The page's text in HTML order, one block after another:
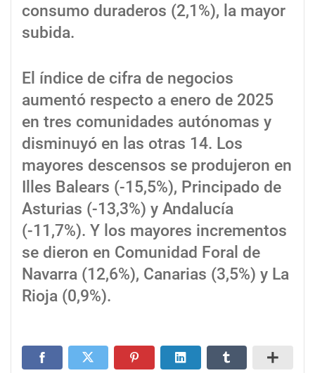
consumo duraderos (2,1%), la mayor
subida.
El índice de cifra de negocios
aumentó respecto a enero de 2025
en tres comunidades autónomas y
disminuyó en las otras 14. Los
mayores descensos se produjeron en
Illes Balears (-15,5%), Principado de
Asturias (-13,3%) y Andalucía
(-11,7%). Y los mayores incrementos
se dieron en Comunidad Foral de
Navarra (12,6%), Canarias (3,5%) y La
Rioja (0,9%).